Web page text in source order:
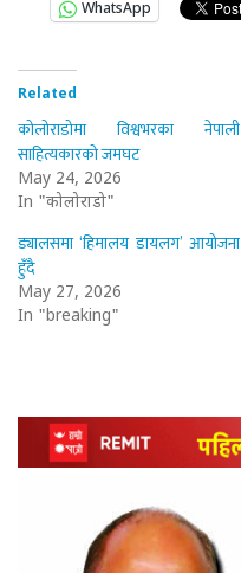
WhatsApp
Related
कोलोराडोमा विश्वभरका नेपाली
साहित्यकारको जमघट
May 24, 2026
In "कोलोराडो"
ड्यालसमा ‘हिमालय डायलग’ आयोजना
हुँदै
May 27, 2026
In "breaking"